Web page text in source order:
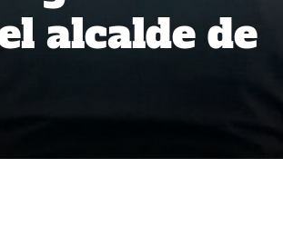
alcalde de